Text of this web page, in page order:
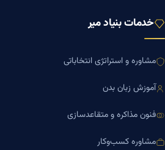
خدمات بنیاد میر
مشاوره و استراتژی انتخاباتی
آموزش زبان بدن
فنون مذاکره و متقاعدسازی
مشاوره کسب‌وکار